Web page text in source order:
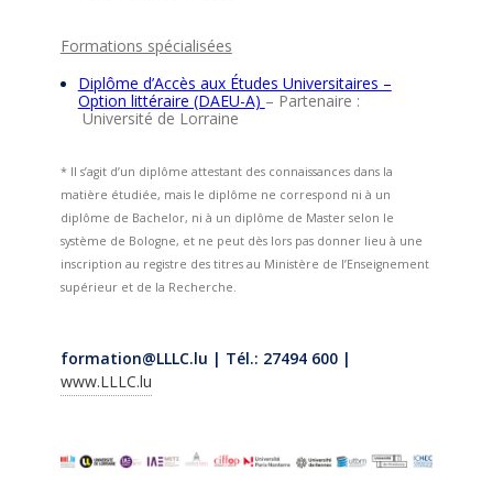
Formations spécialisées
Diplôme d’Accès aux Études Universitaires –
Option littéraire (DAEU-A) – Partenaire :
Université de Lorraine
* Il s’agit d’un diplôme attestant des connaissances dans la
matière étudiée, mais le diplôme ne correspond ni à un
diplôme de Bachelor, ni à un diplôme de Master selon le
système de Bologne, et ne peut dès lors pas donner lieu à une
inscription au registre des titres au Ministère de l’Enseignement
supérieur et de la Recherche.
formation@LLLC.lu | Tél.: 27494 600 |
www.LLLC.lu